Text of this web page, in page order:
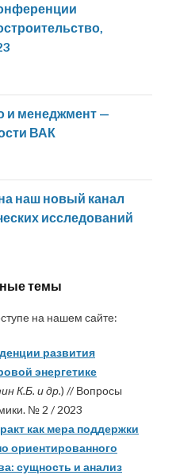
и менеджмент —
ВАК
наш новый канал
исследований
темы
на нашем сайте:
развития
энергетике
К.Б. и др.) // Вопросы
№ 2 / 2023
как мера поддержки
ориентированного
сущность и анализ